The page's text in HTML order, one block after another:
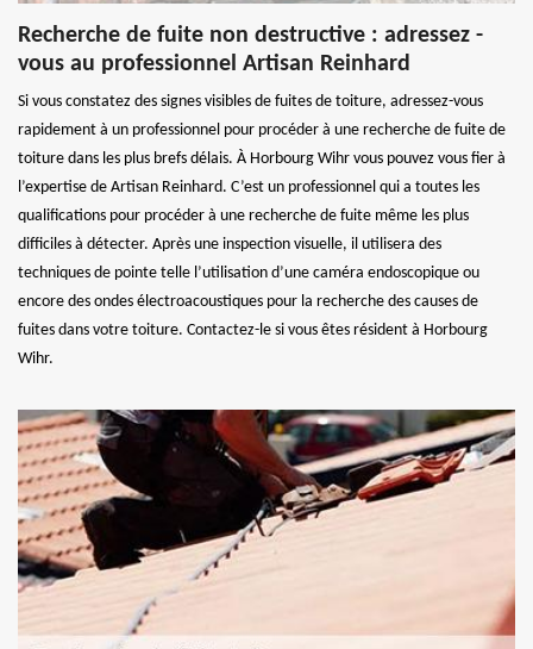
Recherche de fuite non destructive : adressez -
vous au professionnel Artisan Reinhard
Si vous constatez des signes visibles de fuites de toiture, adressez-vous
rapidement à un professionnel pour procéder à une recherche de fuite de
toiture dans les plus brefs délais. À Horbourg Wihr vous pouvez vous fier à
l’expertise de Artisan Reinhard. C’est un professionnel qui a toutes les
qualifications pour procéder à une recherche de fuite même les plus
difficiles à détecter. Après une inspection visuelle, il utilisera des
techniques de pointe telle l’utilisation d’une caméra endoscopique ou
encore des ondes électroacoustiques pour la recherche des causes de
fuites dans votre toiture. Contactez-le si vous êtes résident à Horbourg
Wihr.